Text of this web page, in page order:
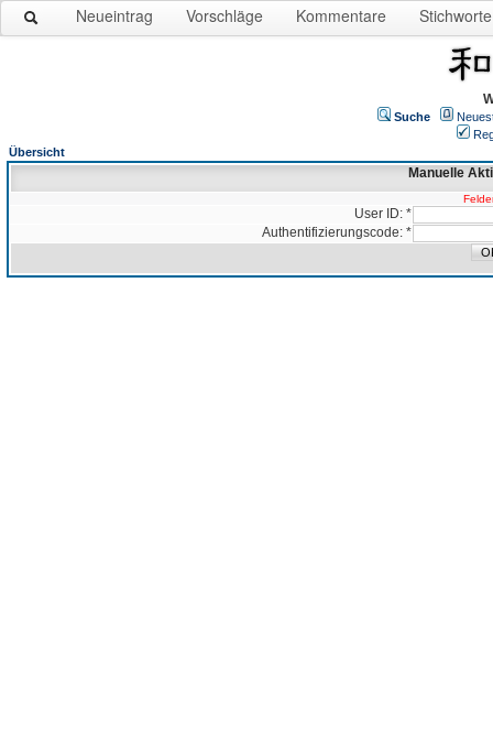
Neueintrag Vorschläge Kommentare Stichworte
Suche
Übersicht
Manuelle
User ID: *
Authentifizierungscode: *